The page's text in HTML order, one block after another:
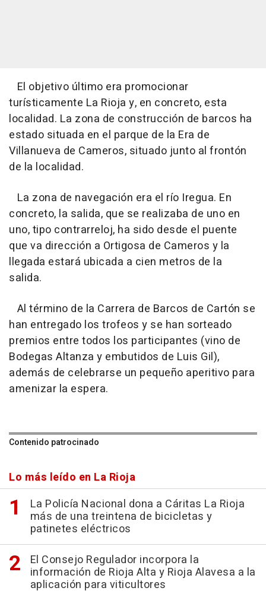
El objetivo último era promocionar
turísticamente La Rioja y, en concreto, esta
localidad. La zona de construcción de barcos ha
estado situada en el parque de la Era de
Villanueva de Cameros, situado junto al frontón
de la localidad.
La zona de navegación era el río Iregua. En
concreto, la salida, que se realizaba de uno en
uno, tipo contrarreloj, ha sido desde el puente
que va dirección a Ortigosa de Cameros y la
llegada estará ubicada a cien metros de la
salida.
Al término de la Carrera de Barcos de Cartón se
han entregado los trofeos y se han sorteado
premios entre todos los participantes (vino de
Bodegas Altanza y embutidos de Luis Gil),
además de celebrarse un pequeño aperitivo para
amenizar la espera.
Contenido patrocinado
Lo más leído en La Rioja
La Policía Nacional dona a Cáritas La Rioja
más de una treintena de bicicletas y
patinetes eléctricos
El Consejo Regulador incorpora la
información de Rioja Alta y Rioja Alavesa a la
aplicación para viticultores